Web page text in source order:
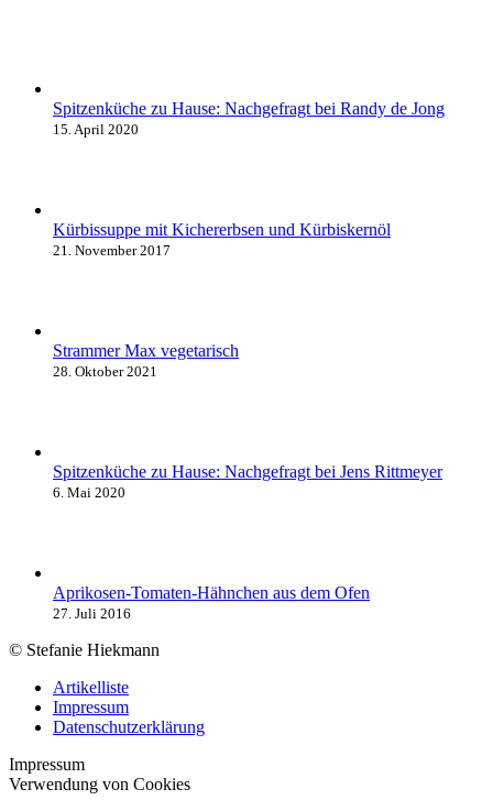
Spitzenküche zu Hause: Nachgefragt bei Randy de Jong
15. April 2020
Kürbissuppe mit Kichererbsen und Kürbiskernöl
21. November 2017
Strammer Max vegetarisch
28. Oktober 2021
Spitzenküche zu Hause: Nachgefragt bei Jens Rittmeyer
6. Mai 2020
Aprikosen-Tomaten-Hähnchen aus dem Ofen
27. Juli 2016
© Stefanie Hiekmann
Artikelliste
Impressum
Datenschutzerklärung
Impressum
Verwendung von Cookies